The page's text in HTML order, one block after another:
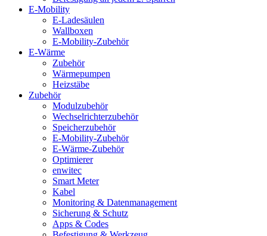
E-Mobility
E-Ladesäulen
Wallboxen
E-Mobility-Zubehör
E-Wärme
Zubehör
Wärmepumpen
Heizstäbe
Zubehör
Modulzubehör
Wechselrichterzubehör
Speicherzubehör
E-Mobility-Zubehör
E-Wärme-Zubehör
Optimierer
enwitec
Smart Meter
Kabel
Monitoring & Datenmanagement
Sicherung & Schutz
Apps & Codes